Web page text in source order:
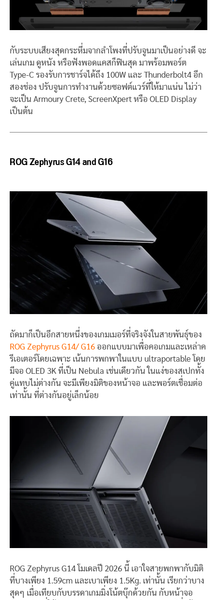
กับระบบเสียงสุดกระหึ่มจากลำโพงที่ปรับจูนมาเป็นอย่างดี จะ
เล่นเกม ดูหนัง หรือฟังพอดแคสก็ฟินสุด มาพร้อมพอร์ต
Type-C รองรับการชาร์จได้ถึง 100W และ Thunderbolt4 อีก
สองช่อง ปรับจูนการทำงานด้วยซอฟต์แวร์ที่ให้มาแน่น ไม่ว่า
จะเป็น Armoury Crete, ScreenXpert หรือ OLED Display
เป็นต้น
ROG Zephyrus G14 and G16
ถัดมาก็เป็นอีกสายหนึ่งของเกมเมอร์ที่จริงจังในสายพันธุ์ของ
ROG Zephyrus G14/ G16 ออกแบบมาเพื่อคอเกมและเหล่าค
รีเอเตอร์โดยเฉพาะ เน้นการพกพาในแบบ ultraportable โดย
มีจอ OLED 3K ที่เป็น Nebula เช่นเดียวกัน ในแง่ของสเปกทั้ง
คู่แทบไม่ต่างกัน จะมีเพียงมิติของหน้าจอ และพอร์ตเชื่อมต่อ
เท่านั้น ที่ต่างกันอยู่เล็กน้อย
ROG Zephyrus G14 โมเดลปี 2026 นี้ เอาใจสายพกพากับมิติ
ที่บางเพียง 1.59cm และเบาเพียง 1.5Kg. เท่านั้น เรียกว่าบาง
สุดๆ เมื่อเทียบกับบรรดาเกมมิ่งโน้ตบุ๊กด้วยกัน กับหน้าจอ